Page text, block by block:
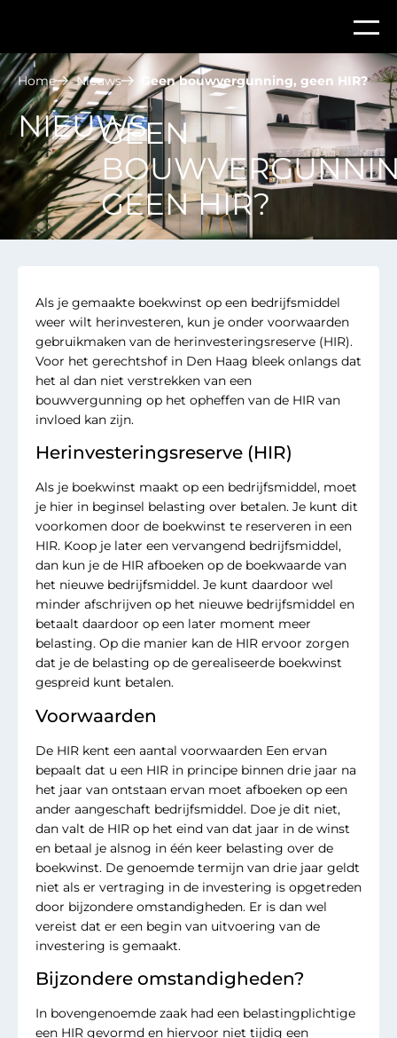
NIEUWSGEEN
GEEN HIR?
Home Nieuws Geen bouwvergunning, geen HIR?
Als je gemaakte boekwinst op een bedrijfsmiddel
weer wilt herinvesteren, kun je onder voorwaarden
gebruikmaken van de herinvesteringsreserve (HIR).
Voor het gerechtshof in Den Haag bleek onlangs dat
het al dan niet verstrekken van een
bouwvergunning op het opheffen van de HIR van
invloed kan zijn.
Herinvesteringsreserve (HIR)
Als je boekwinst maakt op een bedrijfsmiddel, moet
je hier in beginsel belasting over betalen. Je kunt dit
voorkomen door de boekwinst te reserveren in een
HIR. Koop je later een vervangend bedrijfsmiddel,
dan kun je de HIR afboeken op de boekwaarde van
het nieuwe bedrijfsmiddel. Je kunt daardoor wel
minder afschrijven op het nieuwe bedrijfsmiddel en
betaalt daardoor op een later moment meer
belasting. Op die manier kan de HIR ervoor zorgen
dat je de belasting op de gerealiseerde boekwinst
gespreid kunt betalen.
Voorwaarden
De HIR kent een aantal voorwaarden Een ervan
bepaalt dat u een HIR in principe binnen drie jaar na
het jaar van ontstaan ervan moet afboeken op een
ander aangeschaft bedrijfsmiddel. Doe je dit niet,
dan valt de HIR op het eind van dat jaar in de winst
en betaal je alsnog in één keer belasting over de
boekwinst. De genoemde termijn van drie jaar geldt
niet als er vertraging in de investering is opgetreden
door bijzondere omstandigheden. Er is dan wel
vereist dat er een begin van uitvoering van de
investering is gemaakt.
Bijzondere omstandigheden?
In bovengenoemde zaak had een belastingplichtige
een HIR gevormd en hiervoor niet tijdig een